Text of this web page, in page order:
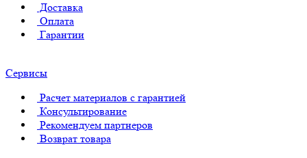
Доставка
Оплата
Гарантии
Сервисы
Расчет материалов с гарантией
Консультирование
Рекомендуем партнеров
Возврат товара